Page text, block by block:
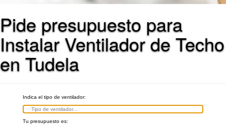
Pide presupuesto para
Instalar Ventilador de Techo
en Tudela
Indica el tipo de ventilador:
Tu presupuesto es: